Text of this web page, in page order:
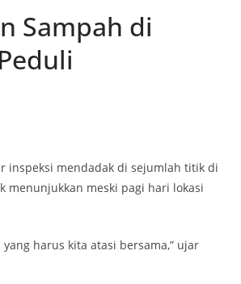
Sampah di
inspeksi mendadak di sejumlah titik di
menunjukkan meski pagi hari lokasi
harus kita atasi bersama,” ujar